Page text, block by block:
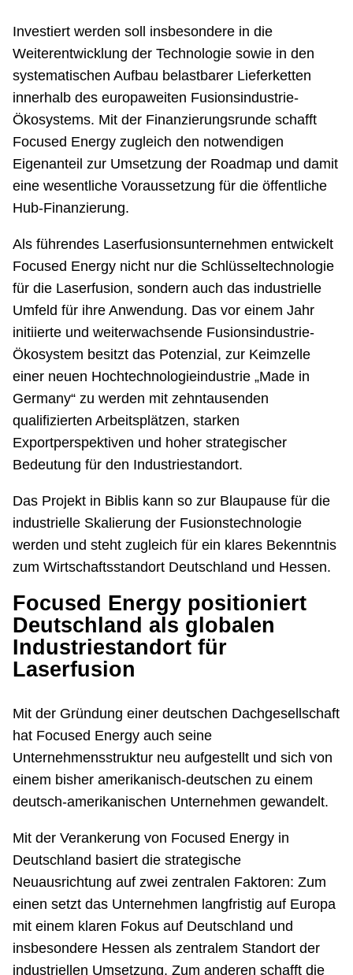
Investiert werden soll insbesondere in die
Weiterentwicklung der Technologie sowie in den
systematischen Aufbau belastbarer Lieferketten
innerhalb des europaweiten Fusionsindustrie-
Ökosystems. Mit der Finanzierungsrunde schafft
Focused Energy zugleich den notwendigen
Eigenanteil zur Umsetzung der Roadmap und damit
eine wesentliche Voraussetzung für die öffentliche
Hub-Finanzierung.
Als führendes Laserfusionsunternehmen entwickelt
Focused Energy nicht nur die Schlüsseltechnologie
für die Laserfusion, sondern auch das industrielle
Umfeld für ihre Anwendung. Das vor einem Jahr
initiierte und weiterwachsende Fusionsindustrie-
Ökosystem besitzt das Potenzial, zur Keimzelle
einer neuen Hochtechnologieindustrie „Made in
Germany“ zu werden mit zehntausenden
qualifizierten Arbeitsplätzen, starken
Exportperspektiven und hoher strategischer
Bedeutung für den Industriestandort.
Das Projekt in Biblis kann so zur Blaupause für die
industrielle Skalierung der Fusionstechnologie
werden und steht zugleich für ein klares Bekenntnis
zum Wirtschaftsstandort Deutschland und Hessen.
Focused Energy positioniert
Deutschland als globalen
Industriestandort für
Laserfusion
Mit der Gründung einer deutschen Dachgesellschaft
hat Focused Energy auch seine
Unternehmensstruktur neu aufgestellt und sich von
einem bisher amerikanisch-deutschen zu einem
deutsch-amerikanischen Unternehmen gewandelt.
Mit der Verankerung von Focused Energy in
Deutschland basiert die strategische
Neuausrichtung auf zwei zentralen Faktoren: Zum
einen setzt das Unternehmen langfristig auf Europa
mit einem klaren Fokus auf Deutschland und
insbesondere Hessen als zentralem Standort der
industriellen Umsetzung. Zum anderen schafft die